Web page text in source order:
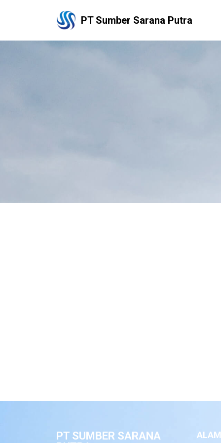
PT Sumber Sarana Putra
PT SUMBER SARANA